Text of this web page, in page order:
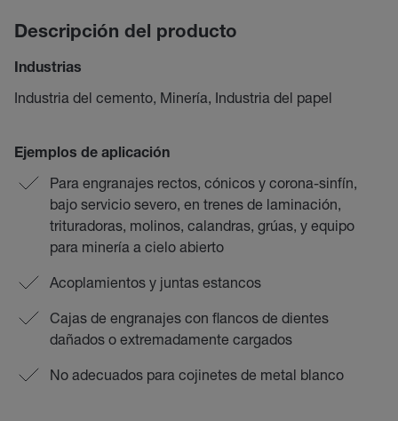
Descripción del producto
Industrias
Industria del cemento, Minería, Industria del papel
Ejemplos de aplicación
Para engranajes rectos, cónicos y corona-sinfín,
bajo servicio severo, en trenes de laminación,
trituradoras, molinos, calandras, grúas, y equipo
para minería a cielo abierto
Acoplamientos y juntas estancos
Cajas de engranajes con flancos de dientes
dañados o extremadamente cargados
No adecuados para cojinetes de metal blanco